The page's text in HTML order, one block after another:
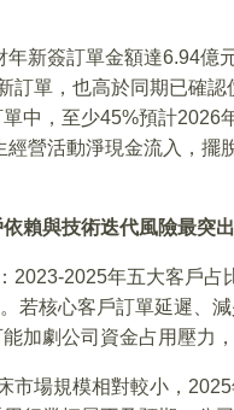
新簽訂單金額達6.94億
訂單，也高於同期已確
中，至少45%預計2026
營活動淨現金流入，擺
賴與技術迭代風險最突出
2023-2025年五大客戶占
若核心客戶訂單延遲、
加劇公司資金占用壓力，
市場規模相對較小，